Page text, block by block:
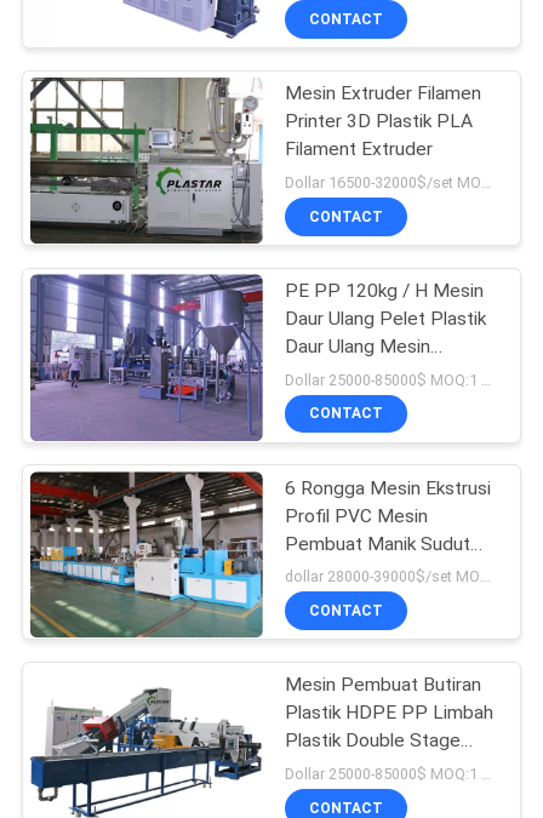
Mesin Penghancur
Plastik
Mesin Penghancur
Plastik
Mesin Pulverizer
Plastik
CONTACT
Mesin Extruder Filamen
Printer 3D Plastik PLA
Filament Extruder
CONTACT
PE PP 120kg / H Mesin
Daur Ulang Pelet Plastik
Daur Ulang Mesin
Pembuat Pelet Plastik
CONTACT
6 Rongga Mesin Ekstrusi
Profil PVC Mesin
Pembuat Manik Sudut
Plastik
dollar 28000-39000$/set MOQ:1 set
CONTACT
Mesin Pembuat Butiran
Plastik HDPE PP Limbah
Plastik Double Stage
Single Screw
Dollar 25000-85000$ MOQ:1 set
CONTACT